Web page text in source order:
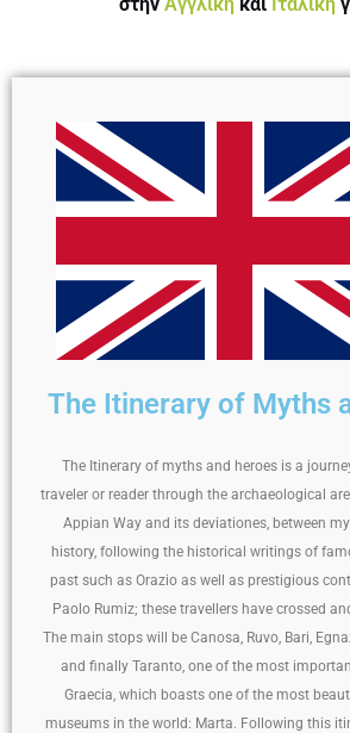
The Ιtinerary of Μyths
The Itinerary of myths and heroes is a
traveler or reader through the archaeological
Appian Way and its deviationes, between
history, following the historical writings of
past such as Orazio as well as prestigious
Paolo Rumiz; these travellers have crossed
The main stops will be Canosa, Ruvo, Bari,
and finally Taranto, one of the most
Graecia, which boasts one of the most
museums in the world: Marta. Following this